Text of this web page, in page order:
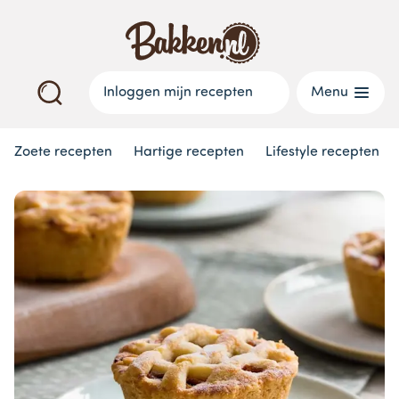
Inloggen mijn recepten Menu
Zoete recepten Hartige recepten Lifestyle recepten